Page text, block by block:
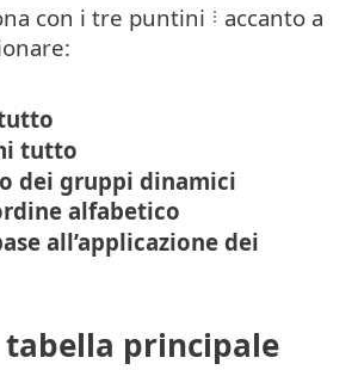
con i tre puntini
accanto a
tutto
dei gruppi dinamici
alfabetico
all’applicazione dei
tabella principale